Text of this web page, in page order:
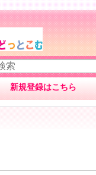
新規登録はこちら